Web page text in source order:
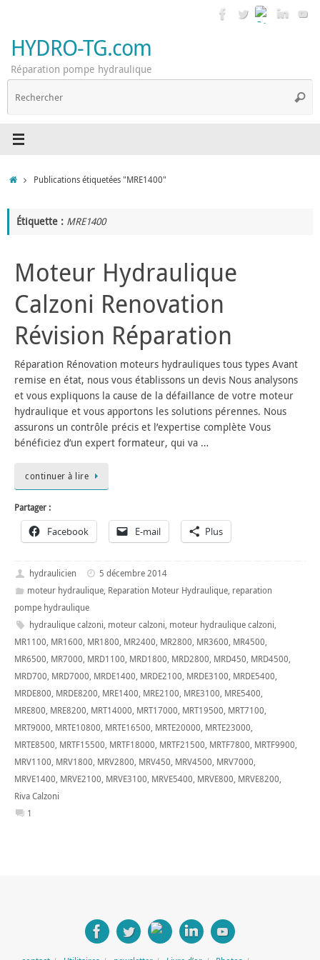
contenu
HYDRO-TG.com
Réparation pompe hydraulique
AccueilPublications étiquetées "MRE1400"
Étiquette : MRE1400
Moteur Hydraulique
Calzoni Renovation
Révision Réparation
Réparation Rénovation moteurs hydrauliques tous types Avant
remise en état, nous vous établissons un devis Nous analysons
et vous expliquons la cause de la défaillance de votre moteur
hydraulique et vous apportons les solutions pérennes. Nous
assurons un contrôle précis et l’expertise complète Vous
bénéficiez d’un expert formateur, qui va …
continuer à lire
Partager :
Facebook E-mail Plus
hydraulicien
5 décembre 2014
moteur hydraulique, Reparation Moteur Hydraulique, reparation
pompe hydraulique
hydraulique calzoni, moteur calzoni, moteur hydraulique calzoni,
MR1100, MR1600, MR1800, MR2400, MR2800, MR3600, MR4500,
MR6500, MR7000, MRD1100, MRD1800, MRD2800, MRD450, MRD4500,
MRD700, MRD7000, MRDE1400, MRDE2100, MRDE3100, MRDE5400,
MRDE800, MRDE8200, MRE1400, MRE2100, MRE3100, MRE5400,
MRE800, MRE8200, MRT14000, MRT17000, MRT19500, MRT7100,
MRT9000, MRTE10800, MRTE16500, MRTE20000, MRTE23000,
MRTE8500, MRTF15500, MRTF18000, MRTF21500, MRTF7800, MRTF9900,
MRV1100, MRV1800, MRV2800, MRV450, MRV4500, MRV7000,
MRVE1400, MRVE2100, MRVE3100, MRVE5400, MRVE800, MRVE8200,
Riva Calzoni
1